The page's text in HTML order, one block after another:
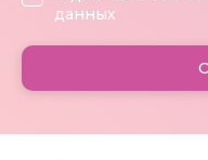
данных